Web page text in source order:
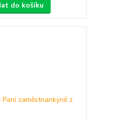
do košíku